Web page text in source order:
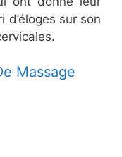
d’éloges sur son
Massage